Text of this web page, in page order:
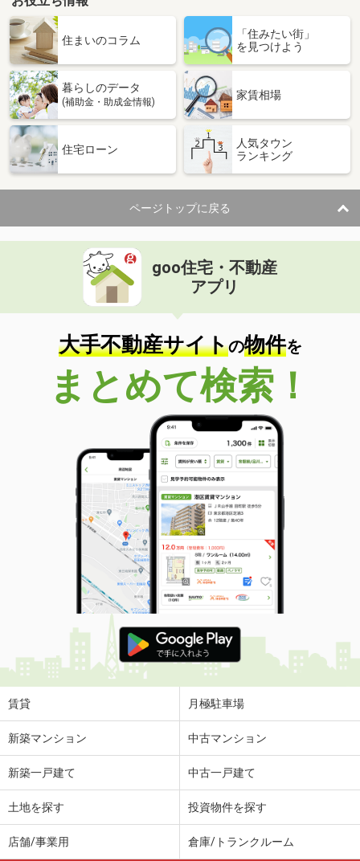
住まいのコラム
「住みたい街」
を見つけよう
暮らしのデータ
(補助金・助成金情報)
家賃相場
住宅ローン
人気タウン
ランキング
ページトップに戻る
goo住宅・不動産
アプリ
大手不動産サイトの物件を
まとめて検索！
賃貸 月極駐車場
新築マンション 中古マンション
新築一戸建て 中古一戸建て
土地を探す 投資物件を探す
店舗/事業用 倉庫/トランクルーム